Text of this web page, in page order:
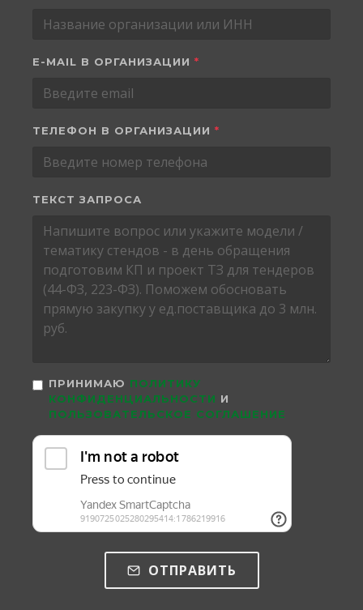
E-MAIL В ОРГАНИЗАЦИИ *
ТЕЛЕФОН В ОРГАНИЗАЦИИ *
ТЕКСТ ЗАПРОСА
ПРИНИМАЮ ПОЛИТИКУ
КОНФИДЕНЦИАЛЬНОСТИ И
ПОЛЬЗОВАТЕЛЬСКОЕ СОГЛАШЕНИЕ
ОТПРАВИТЬ